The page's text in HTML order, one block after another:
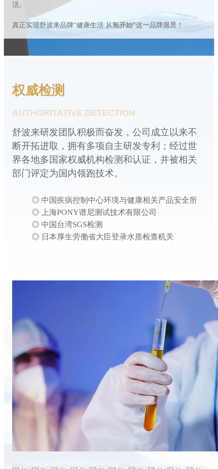
活。
真正实现舒波来品牌“健康生活 从氢开始”这一品牌愿景！
权威检测
AUTHORITATIVE DETECTION
舒波来研发团队积极而奋发，公司成立以来不
断开拓进取，拥有多项自主研发专利；经过世
界各地多国家权威机构检测和认证，并被相关
部门评定为国内领跑技术。
◎ 中国疾病控制中心环境与健康相关产品安全所
◎ 上海PONY谱尼测试技术有限公司
◎ 中国台湾SGS检测
◎ 日本厚生劳働省大臣登录水质检查机关